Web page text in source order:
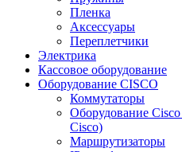
Пленка
Аксессуары
Переплетчики
Электрика
Кассовое оборудование
Оборудование CISCO
Коммутаторы
Оборудование
Cisco)
Маршрутизаторы